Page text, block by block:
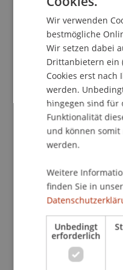
KI-Agenten:
19. Juni 2026
Wir verwenden
bestmögliche
Wir setzen dabei
Drittanbietern ein
Cookies erst
werden.
hingegen sind für
Funktionalität
und können
werden.
Weitere
finden Sie in
Unbedingt
erforderlich